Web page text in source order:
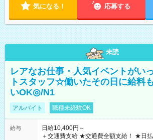
気になる！ 応募する
未読
レアなお仕事・人気イベントがい
トスタッフ☆働いたその日に給料
いOK◎/N1
アルバイト 職種未経験OK
給与
日給10,400円～
＋交通費支給 ★交通費全額支給！ ★日払いOK！（規定あり） ┗